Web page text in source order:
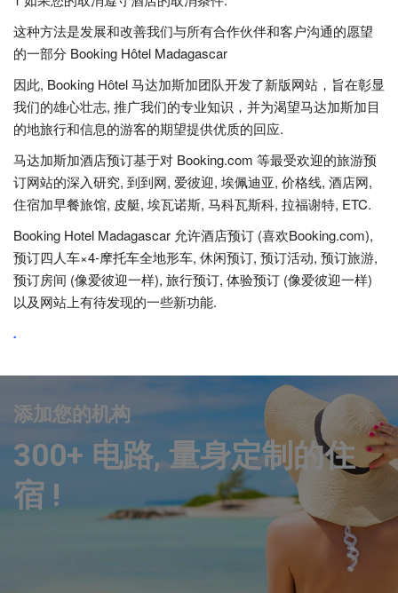
这种方法是发展和改善我们与所有合作伙伴和客户沟通的愿望
的一部分 Booking Hôtel Madagascar
因此, Booking Hôtel 马达加斯加团队开发了新版网站，旨在彰显
我们的雄心壮志, 推广我们的专业知识，并为渴望马达加斯加目
的地旅行和信息的游客的期望提供优质的回应.
马达加斯加酒店预订基于对 Booking.com 等最受欢迎的旅游预
订网站的深入研究, 到到网, 爱彼迎, 埃佩迪亚, 价格线, 酒店网,
住宿加早餐旅馆, 皮艇, 埃瓦诺斯, 马科瓦斯科, 拉福谢特, ETC.
Booking Hotel Madagascar 允许酒店预订 (喜欢Booking.com),
预订四人车×4-摩托车全地形车, 休闲预订, 预订活动, 预订旅游,
预订房间 (像爱彼迎一样), 旅行预订, 体验预订 (像爱彼迎一样)
以及网站上有待发现的一些新功能.
.
添加您的机构
300+ 电路, 量身定制的住
宿 !